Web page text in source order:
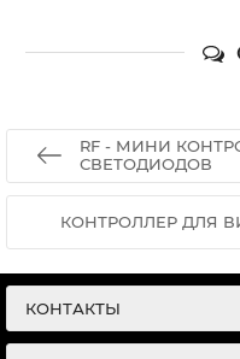
RF - МИНИ
СВЕТОДИОДОВ
КОНТРОЛЛЕР ДЛЯ
КОНТАКТЫ